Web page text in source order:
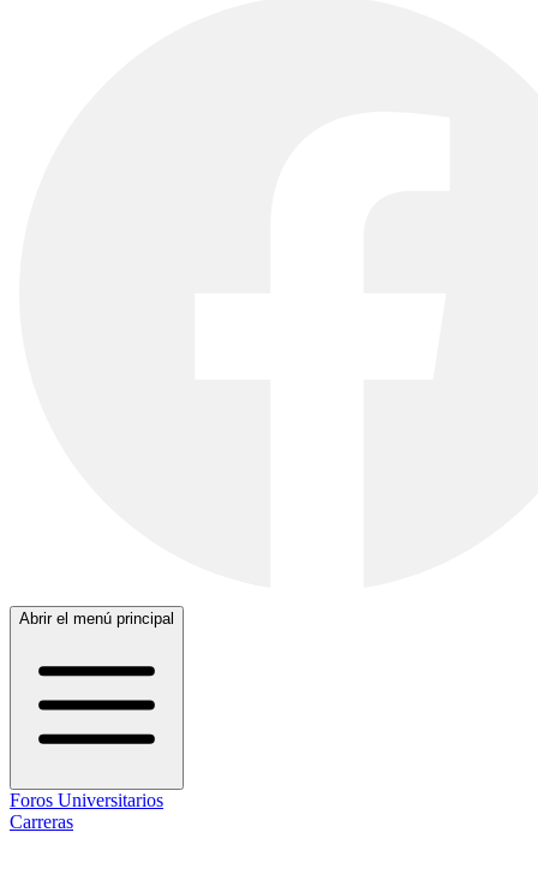
Abrir el menú principal
Foros Universitarios
Carreras